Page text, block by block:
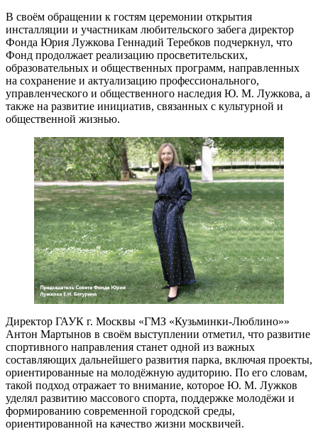
В своём обращении к гостям церемонии открытия
инсталляции и участникам любительского забега директор
Фонда Юрия Лужкова Геннадий Теребков подчеркнул, что
Фонд продолжает реализацию просветительских,
образовательных и общественных программ, направленных
на сохранение и актуализацию профессионального,
управленческого и общественного наследия Ю. М. Лужкова, а
также на развитие инициатив, связанных с культурной и
общественной жизнью.
Директор ГАУК г. Москвы «ГМЗ «Кузьминки-Люблино»»
Антон Мартынов в своём выступлении отметил, что развитие
спортивного направления станет одной из важных
составляющих дальнейшего развития парка, включая проекты,
ориентированные на молодёжную аудиторию. По его словам,
такой подход отражает то внимание, которое Ю. М. Лужков
уделял развитию массового спорта, поддержке молодёжи и
формированию современной городской среды,
ориентированной на качество жизни москвичей.